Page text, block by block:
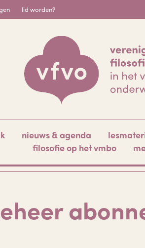
lid worden?
nieuws & agenda
filosofie op het vmbo